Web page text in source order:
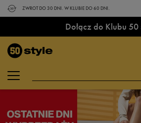
ZWROT DO 30 DNI. W KLUBIE DO 60 DNI.
Dołącz do Klubu 50